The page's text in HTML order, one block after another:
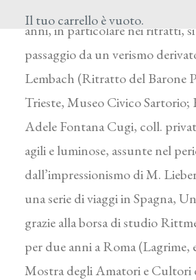
Il tuo carrello è vuoto.
anni, in particolare nei ritratti, si
passaggio da un verismo
Lembach (Ritratto del Barone
Trieste, Museo Civico
Adele Fontana Cugi, coll.
agili e luminose, assunte nel
dall’impressionismo di M.
una serie di viaggi in Spagna,
grazie alla borsa di studio
per due anni a Roma (Lagrime,
Mostra degli Amatori e Cultori